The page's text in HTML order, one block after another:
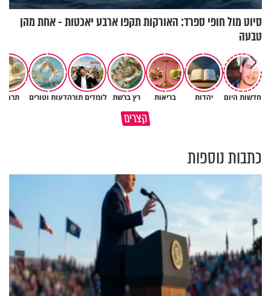
סיוט מול חופי ספרד: האורקות תקפו ארבע יאכטות - אחת מהן
טבעה
חדשות היום יהדות בריאות רץ ברשת לומדים תורהדעות וטורים
קצרים
תשתמש באהבה של השם לטובתך
פותחים פתח קטן - ומקבלים
כתבות נוספות